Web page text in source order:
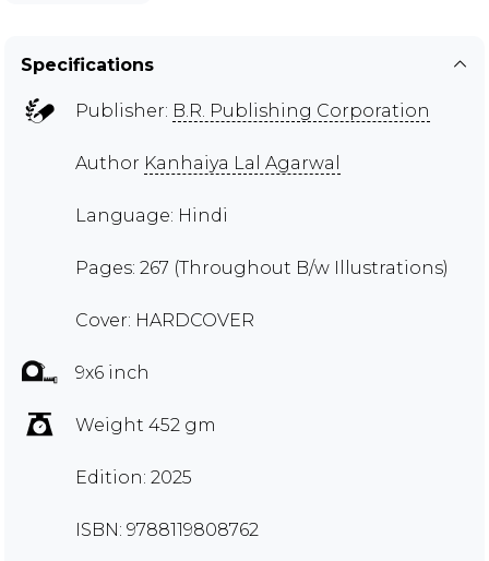
Specifications
Publisher: B.R. Publishing Corporation
Author Kanhaiya Lal Agarwal
Language: Hindi
Pages: 267 (Throughout B/w Illustrations)
Cover: HARDCOVER
9x6 inch
Weight 452 gm
Edition: 2025
ISBN: 9788119808762